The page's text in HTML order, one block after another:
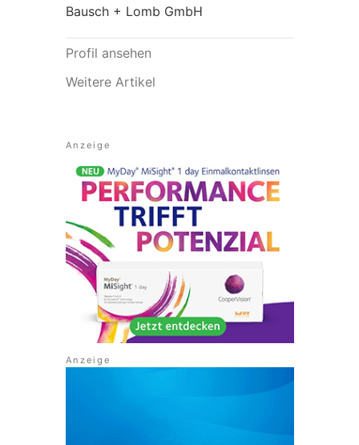
Bausch + Lomb GmbH
Profil ansehen
Weitere Artikel